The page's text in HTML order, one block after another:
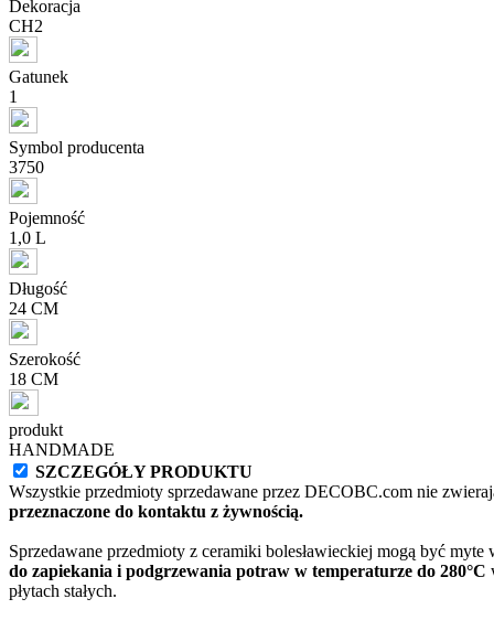
Dekoracja
CH2
Gatunek
1
Symbol producenta
3750
Pojemność
1,0 L
Długość
24 CM
Szerokość
18 CM
produkt
HANDMADE
SZCZEGÓŁY PRODUKTU
Wszystkie przedmioty sprzedawane przez DECOBC.com nie
przeznaczone do kontaktu z żywnością.
Sprzedawane przedmioty z ceramiki bolesławieckiej mogą być
do zapiekania i podgrzewania potraw w temperaturze do 280°C
płytach stałych.